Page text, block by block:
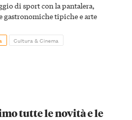
di sport con la pantalera,
gastronomiche tipiche e arte
Cultura & Cinema
tutte le novità e le